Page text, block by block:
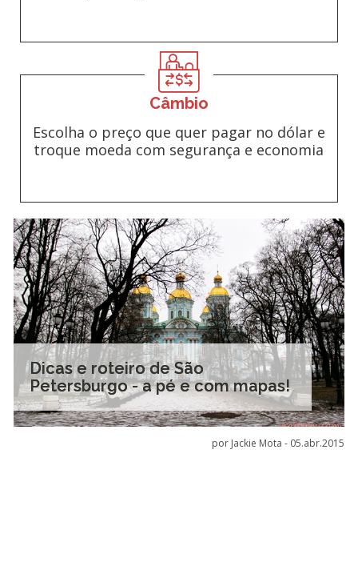
Câmbio
Escolha o preço que quer pagar no dólar e
troque moeda com segurança e economia
Dicas e roteiro de São
Petersburgo - a pé e com mapas!
por Jackie Mota - 05.abr.2015